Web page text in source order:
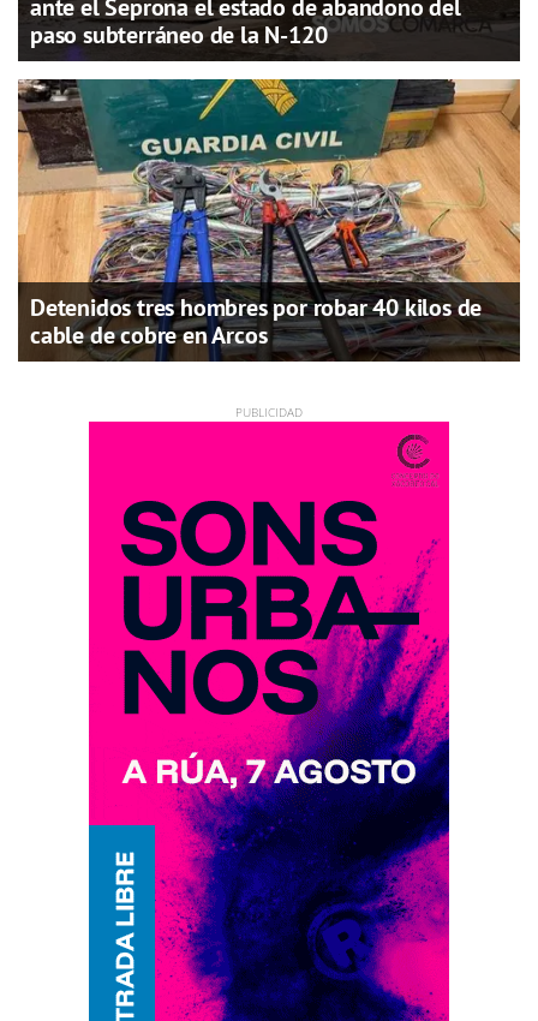
ante el Seprona el estado de abandono del
paso subterráneo de la N-120
Detenidos tres hombres por robar 40 kilos de
cable de cobre en Arcos